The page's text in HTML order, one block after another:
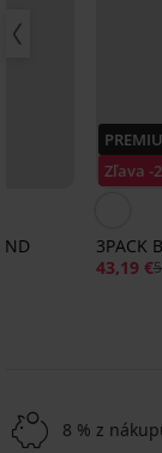
Zľava -
3PACK
43,19 €
8 % z